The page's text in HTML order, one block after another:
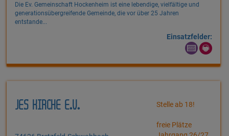
Die Ev. Gemeinschaft Hockenheim ist eine lebendige, vielfältige und
generationsübergreifende Gemeinde, die vor über 25 Jahren
entstande...
Einsatzfelder:
JES KIRCHE E.V. Stelle ab 18!
freie Plätze